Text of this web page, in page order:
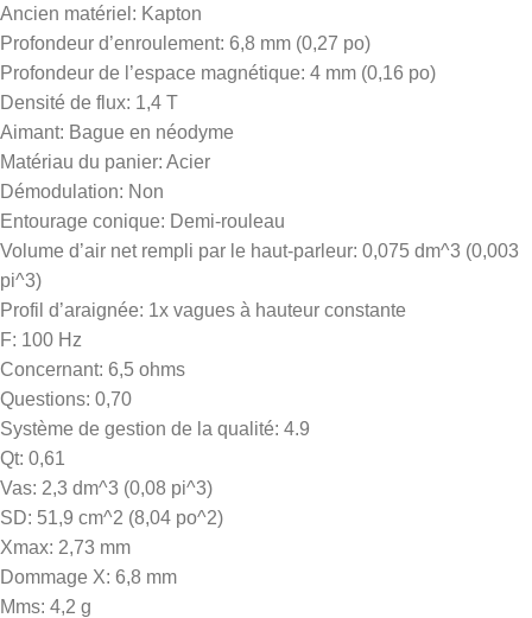
Ancien matériel: Kapton
Profondeur d’enroulement: 6,8 mm (0,27 po)
Profondeur de l’espace magnétique: 4 mm (0,16 po)
Densité de flux: 1,4 T
Aimant: Bague en néodyme
Matériau du panier: Acier
Démodulation: Non
Entourage conique: Demi-rouleau
Volume d’air net rempli par le haut-parleur: 0,075 dm^3 (0,003
pi^3)
Profil d’araignée: 1x vagues à hauteur constante
F: 100 Hz
Concernant: 6,5 ohms
Questions: 0,70
Système de gestion de la qualité: 4.9
Qt: 0,61
Vas: 2,3 dm^3 (0,08 pi^3)
SD: 51,9 cm^2 (8,04 po^2)
Xmax: 2,73 mm
Dommage X: 6,8 mm
Mms: 4,2 g